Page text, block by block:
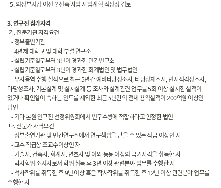
5. 의정부지검 이전？신축 사업 사업계획 적정성 검토
3. 연구진 참가자격
가. 전문기관 자격요건
- 정부출연기관
- 4년제 대학교 및 대학 부설 연구소
- 설립기준일로부터 3년이 경과한 민간연구소
- 설립기준일로부터 3년이 경과한 회계법인 및 법무법인
- 유사용역 수행 실적으로 최근 5년간 예비타당성조사, 타당성재조사, 민자적격성조사,
타당성조사, 기본설계 및 실시설계 등 조사와 설계관련 업무를 5회 이상 실시한 실적이
있거나 확인일이 속하는 연도를 제외한 최근 5년간의 전체 용역실적이 200억원 이상인
법인
- 기타 본원 연구진 선정위원회에서 연구수행에 적합하다고 인정한 법인
나. 전문가 자격요건
- 정부출연기관 및 민간연구소에서 연구책임을 맡을 수 있는 직급 이상인 자
- 교수 직급상 조교수이상인 자
- 기술사, 건축사, 회계사, 변호사 및 이와 동등 이상의 국가자격을 취득한 자
- 박사학위 소지자로서 학위 취득 후 3년 이상 관련분야 업무를 수행한 자
- 석사학위를 취득한 후 9년 이상 혹은 학사학위를 취득한 후 12년 이상 관련분야 업무를
수행한 자